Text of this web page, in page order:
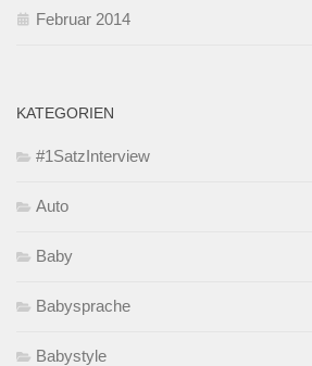
Februar 2014
KATEGORIEN
#1SatzInterview
Auto
Baby
Babysprache
Babystyle